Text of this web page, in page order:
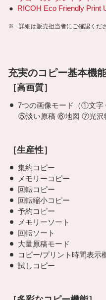
● RICOH Eco Friendly Print
※ 詳細は販売担当者にご確認くだ
充実のコピー基本機
［高画質］
7つの画像モード（①文
⑤淡い原稿 ⑥地図 ⑦光沢
［生産性］
集約コピー
メモリーコピー
回転コピー
回転縮小コピー
予約コピー
メモリーソート
回転ソート
大量原稿モード
コピー/プリント時間表示
試しコピー